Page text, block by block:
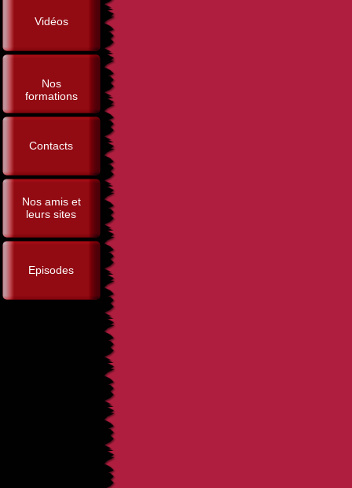
Vidéos
Nos
formations
Contacts
Nos amis et
leurs sites
Episodes